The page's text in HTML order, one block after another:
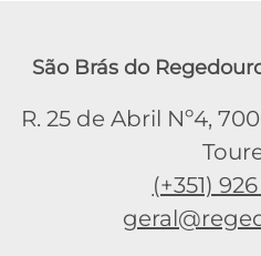
São Brás do
R. 25 de Abril Nº4,
(+351)